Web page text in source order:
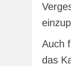
Auch
das